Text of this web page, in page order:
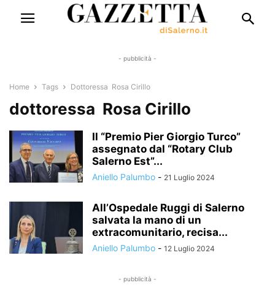
- pubblicità -
Home Tags Dottoressa Rosa Cirillo
dottoressa Rosa Cirillo
Il “Premio Pier Giorgio Turco”
assegnato dal “Rotary Club
Salerno Est”...
Aniello Palumbo - 21 Luglio 2024
All’Ospedale Ruggi di Salerno
salvata la mano di un
extracomunitario, recisa...
Aniello Palumbo - 12 Luglio 2024
- pubblicità -